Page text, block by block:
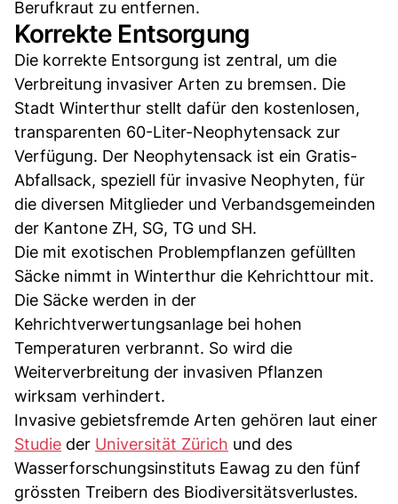
Berufkraut zu entfernen.
Korrekte Entsorgung
Die korrekte Entsorgung ist zentral, um die
Verbreitung invasiver Arten zu bremsen. Die
Stadt Winterthur stellt dafür den kostenlosen,
transparenten 60-Liter-Neophytensack zur
Verfügung. Der Neophytensack ist ein Gratis-
Abfallsack, speziell für invasive Neophyten, für
die diversen Mitglieder und Verbandsgemeinden
der Kantone ZH, SG, TG und SH.
Die mit exotischen Problempflanzen gefüllten
Säcke nimmt in Winterthur die Kehrichttour mit.
Die Säcke werden in der
Kehrichtverwertungsanlage bei hohen
Temperaturen verbrannt. So wird die
Weiterverbreitung der invasiven Pflanzen
wirksam verhindert.
Invasive gebietsfremde Arten gehören laut einer
Studie der Universität Zürich und des
Wasserforschungsinstituts Eawag zu den fünf
grössten Treibern des Biodiversitätsverlustes.